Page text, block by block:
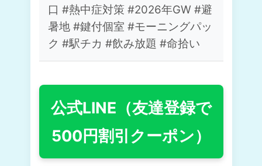
口 #熱中症対策 #2026年GW #避
暑地 #鍵付個室 #モーニングパッ
ク #駅チカ #飲み放題 #命拾い
公式LINE（友達登録で
500円割引クーポン）